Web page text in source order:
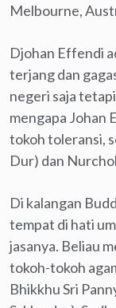
Melbourne,
Djohan Effendi
terjang dan
negeri saja
mengapa Johan
tokoh toleransi,
Dur) dan
Di kalangan
tempat di hati
jasanya. Beliau
tokoh-tokoh
Bhikkhu Sri